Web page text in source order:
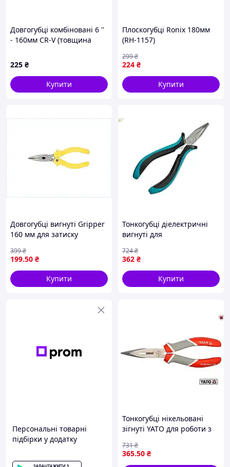
Довгогубці комбіновані 6 ''
- 160мм CR-V (товщина
мм), в блістері Forsage F-
314
225 ₴
Купити
Плоскогубці Ronix 180мм
(RH-1157)
224 ₴
299₴
Купити
Довгогубці вигнуті Gripper
160 мм для затиску
инструментальной стали
C55 HRC 45-50
199.50 ₴
399₴
Купити
Тонкогубці діелектричні
вигнуті для
антикорозійні з
рукоятками до 1000 В 125
мм
362 ₴
724₴
Купити
Персональні товарні
підбірки у додатку
Тонкогубці нікельовані
зігнуті YATO для роботи з
корозійною стійкістю
365.50 ₴
731₴